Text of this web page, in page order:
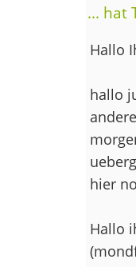
... hat
Hallo
hallo
hier
Hallo